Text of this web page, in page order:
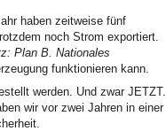
haben zeitweise fünf
noch Strom exportiert.
Plan B. Nationales
funktionieren kann.
werden. Und zwar JETZT.
wir vor zwei Jahren in einer